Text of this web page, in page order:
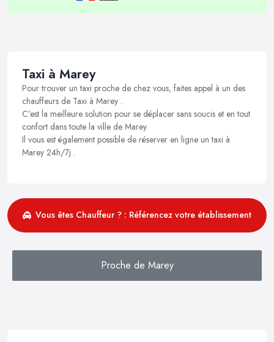
Taxi à Marey
Pour trouver un taxi proche de chez vous, faites appel à un des
chauffeurs de Taxi à Marey .
C’est la meilleure solution pour se déplacer sans soucis et en tout
confort dans toute la ville de Marey.
Il vous est également possible de réserver en ligne un taxi à
Marey 24h/7j .
Vous êtes Chauffeur ? : Référencez votre établissement
Proche de Marey